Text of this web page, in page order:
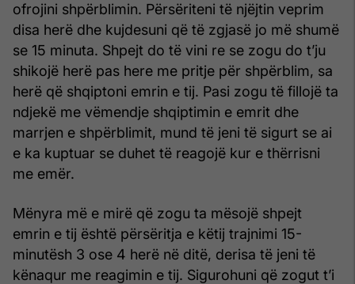
ofrojini shpërblimin. Përsëriteni të njëjtin veprim
disa herë dhe kujdesuni që të zgjasë jo më shumë
se 15 minuta. Shpejt do të vini re se zogu do t’ju
shikojë herë pas here me pritje për shpërblim, sa
herë që shqiptoni emrin e tij. Pasi zogu të fillojë ta
ndjekë me vëmendje shqiptimin e emrit dhe
marrjen e shpërblimit, mund të jeni të sigurt se ai
e ka kuptuar se duhet të reagojë kur e thërrisni
me emër.
Mënyra më e mirë që zogu ta mësojë shpejt
emrin e tij është përsëritja e këtij trajnimi 15-
minutësh 3 ose 4 herë në ditë, derisa të jeni të
kënaqur me reagimin e tij. Sigurohuni që zogut t’i